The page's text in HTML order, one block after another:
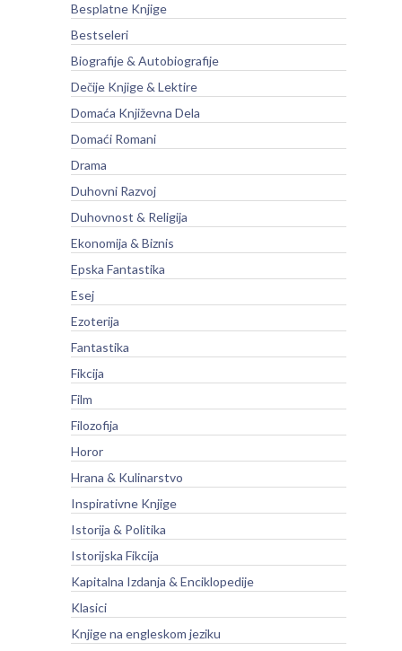
Besplatne Knjige
Bestseleri
Biografije & Autobiografije
Dečije Knjige & Lektire
Domaća Književna Dela
Domaći Romani
Drama
Duhovni Razvoj
Duhovnost & Religija
Ekonomija & Biznis
Epska Fantastika
Esej
Ezoterija
Fantastika
Fikcija
Film
Filozofija
Horor
Hrana & Kulinarstvo
Inspirativne Knjige
Istorija & Politika
Istorijska Fikcija
Kapitalna Izdanja & Enciklopedije
Klasici
Knjige na engleskom jeziku